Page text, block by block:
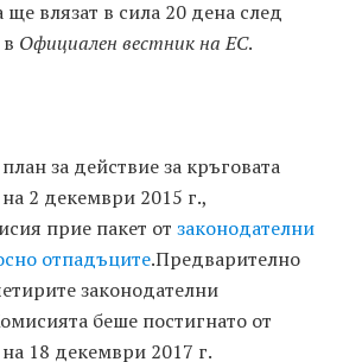
влязат в сила 20 дена след
Официален вестник на ЕС.
за действие за кръговата
2 декември 2015 г.,
прие пакет от законодателни
отпадъците.Предварително
законодателни
беше постигнато от
18 декември 2017 г.